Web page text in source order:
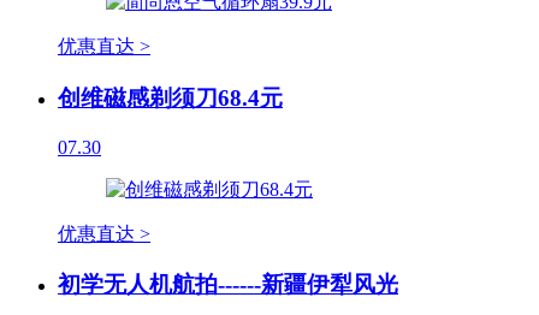
优惠直达 >
创维磁感剃须刀68.4元
07.30
优惠直达 >
初学无人机航拍------新疆伊犁风光